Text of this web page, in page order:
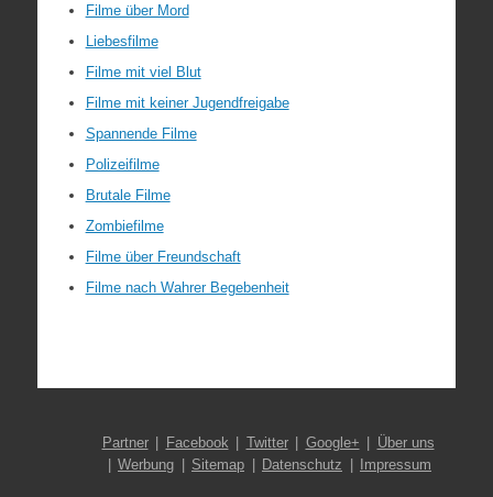
Filme über Mord
Liebesfilme
Filme mit viel Blut
Filme mit keiner Jugendfreigabe
Spannende Filme
Polizeifilme
Brutale Filme
Zombiefilme
Filme über Freundschaft
Filme nach Wahrer Begebenheit
Partner Facebook Twitter Google+
Über uns
Werbung
Sitemap Datenschutz Impressum